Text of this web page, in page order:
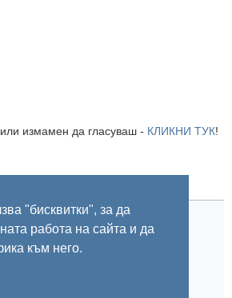
"бисквитки", за да
работа на сайта и да
към него.
измамен да гласуваш - КЛИКНИ ТУК!
BGtop.net
Пишете ни
Поверителност